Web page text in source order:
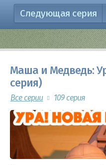
Следующая серия
Маша и Медведь:
серия)
Все серии 109 серия